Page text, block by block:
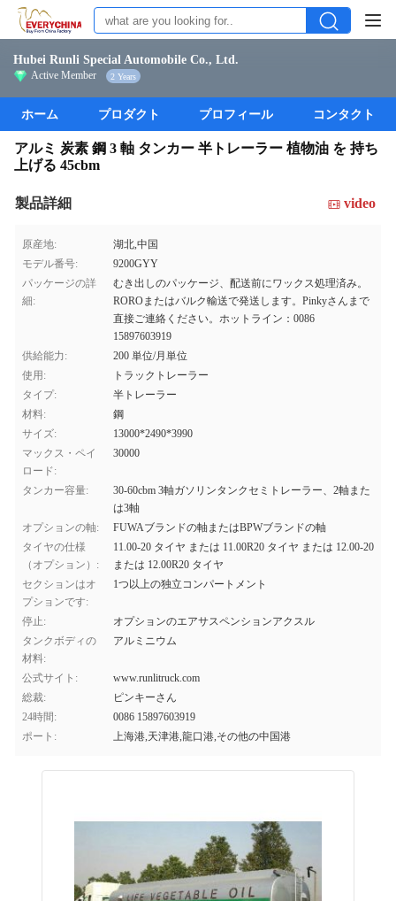
Hubei Runli Special Automobile Co., Ltd.
Active Member 2 Years
ホーム プロダクト プロフィール コンタクト
アルミ 炭素 鋼 3 軸 タンカー 半トレーラー 植物油 を 持ち
上げる 45cbm
製品詳細 video
原産地:
湖北,中国
モデル番号:
9200GYY
パッケージの詳
細:
むき出しのパッケージ、配送前にワックス処理済み。
ROROまたはバルク輸送で発送します。Pinkyさんまで
直接ご連絡ください。ホットライン：0086
15897603919
供給能力:
200 単位/月単位
使用:
トラックトレーラー
タイプ:
半トレーラー
材料:
鋼
サイズ:
13000*2490*3990
マックス・ペイ
ロード:
30000
タンカー容量:
30-60cbm 3軸ガソリンタンクセミトレーラー、2軸また
は3軸
オプションの軸:
FUWAブランドの軸またはBPWブランドの軸
タイヤの仕様
（オプション）:
11.00-20 タイヤ または 11.00R20 タイヤ または 12.00-20
または 12.00R20 タイヤ
セクションはオ
プションです:
1つ以上の独立コンパートメント
停止:
オプションのエアサスペンションアクスル
タンクボディの
材料:
アルミニウム
公式サイト:
www.runlitruck.com
総裁:
ピンキーさん
24時間:
0086 15897603919
ポート:
上海港,天津港,龍口港,その他の中国港